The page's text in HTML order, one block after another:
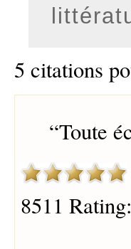
5 citations
“Toute
8511 Rating: